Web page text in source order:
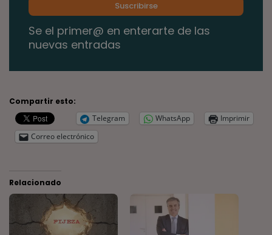
Se el primer@ en enterarte de las
nuevas entradas
Compartir esto:
Telegram
WhatsApp
Imprimir
Correo electrónico
Relacionado